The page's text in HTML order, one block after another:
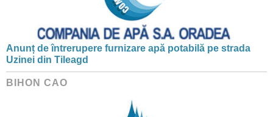
Anunț de întrerupere furnizare apă potabilă pe strada
Uzinei din Tileagd
BIHON CAO